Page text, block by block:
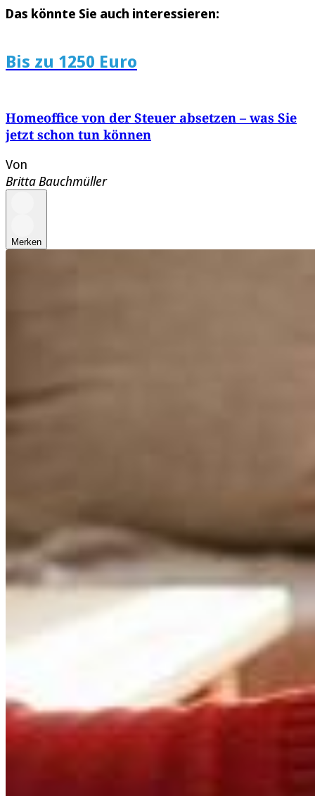
Das könnte Sie auch interessieren:
Bis zu 1250 Euro
Homeoffice von der Steuer absetzen – was Sie
jetzt schon tun können
Von
Britta Bauchmüller
Merken